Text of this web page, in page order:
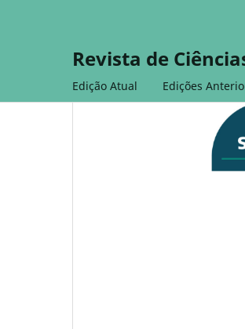
Revista de
Edição Atual Edições